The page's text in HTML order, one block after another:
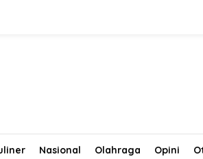
Nasional Olahraga Opini